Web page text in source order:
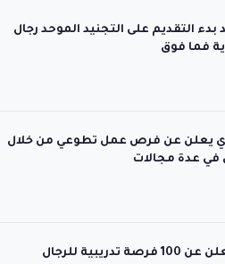
بدء التقديم على التجنيد الموحد رجال
فما فوق
يعلن عن فرص عمل تطوعي من خلال
عدة مجالات
وزارة الحرس الوطني تعلن عن 100 فرصة تدريبية للرجال